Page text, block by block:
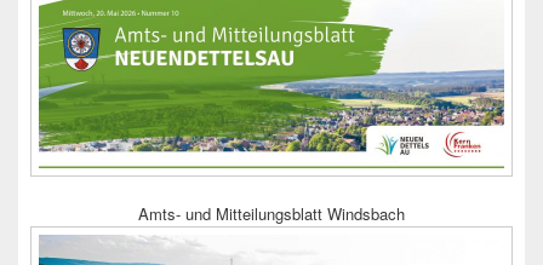
Amts- und Mitteilungsblatt Windsbach